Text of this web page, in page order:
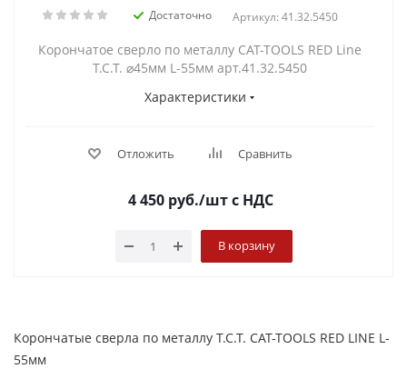
Достаточно Артикул: 41.32.5450
Корончатое сверло по металлу CAT-TOOLS RED Line
T.C.T. ⌀45мм L-55мм арт.41.32.5450
Характеристики
Отложить Сравнить
4 450руб./штс НДС
В корзину
Корончатые сверла по металлу T.C.T. CAT-TOOLS RED LINE L-
55мм